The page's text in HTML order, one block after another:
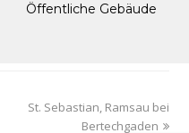
Öffentliche Gebäude
St. Sebastian, Ramsau bei
Bertechgaden